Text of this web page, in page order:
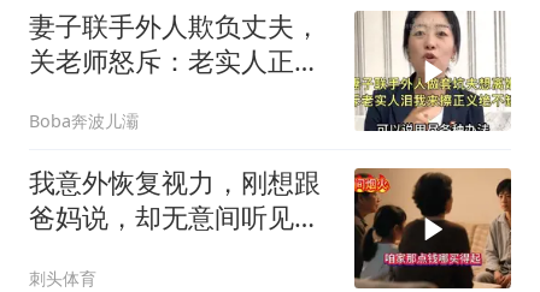
妻子联手外人欺负丈夫，
关老师怒斥：老实人正义
Boba奔波儿灞
我意外恢复视力，刚想跟
爸妈说，却无意间听见妹
刺头体育